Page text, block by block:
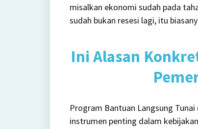
misalkan ekonomi sudah pada
sudah bukan resesi lagi, itu
Ini Alasan
Program Bantuan Langsung
instrumen penting dalam